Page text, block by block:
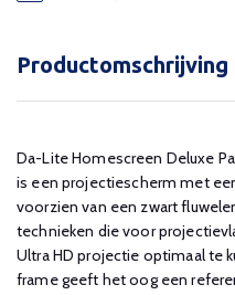
Productomschrijving
Da-Lite Homescreen Deluxe
is een projectiescherm met
voorzien van een zwart
technieken die voor
Ultra HD projectie optimaal te
frame geeft het oog een